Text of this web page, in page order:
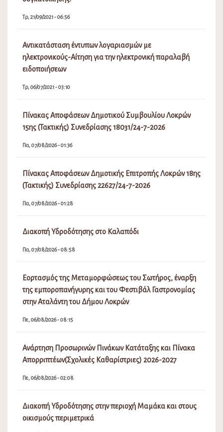
Τρ, 21/09/2021 - 06:56
Αντικατάσταση έντυπων λογαριασμών με
ηλεκτρονικούς-Αίτηση για την ηλεκτρονική παραλαβή
ειδοποιήσεων
Τρ, 06/07/2021 - 03:10
Πίνακας Αποφάσεων Δημοτικού Συμβουλίου Λοκρών
15ης (Τακτικής) Συνεδρίασης 18031/24-7-2026
Πα, 07/08/2026 - 01:36
Πίνακας Αποφάσεων Δημοτικής Επιτροπής Λοκρών 18ης
(Τακτικής) Συνεδρίασης 22627/24-7-2026
Πα, 07/08/2026 - 01:28
Διακοπή Υδροδότησης στο Καλαπόδι
Πα, 07/08/2026 - 08:58
Εορτασμός της Μεταμορφώσεως του Σωτήρος, έναρξη
της εμποροπανήγυρης και του Φεστιβάλ Γαστρονομίας
στην Αταλάντη του Δήμου Λοκρών
Πε, 06/08/2026 - 08:15
Ανάρτηση Προσωρινών Πινάκων Κατάταξης και Πίνακα
Απορριπτέων(Σχολικές Καθαρίστριες) 2026-2027
Πε, 06/08/2026 - 02:08
Διακοπή Υδροδότησης στην περιοχή Μαμάκα και στους
οικισμούς περιμετρικά